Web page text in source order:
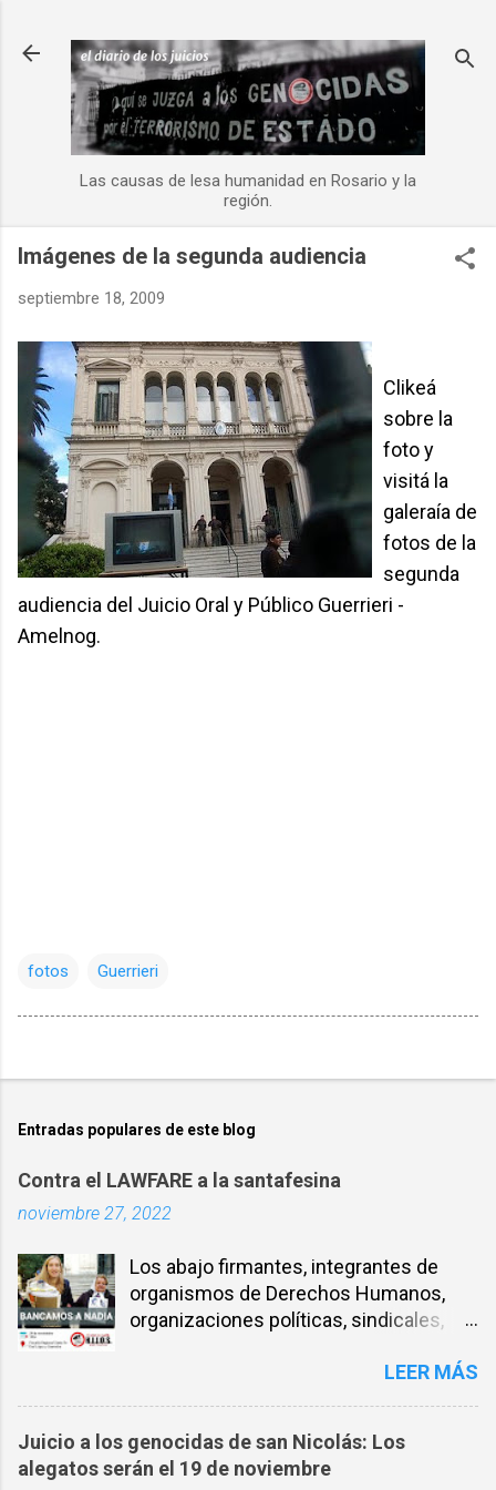
Las causas de lesa humanidad en Rosario y la
región.
Imágenes de la segunda audiencia
septiembre 18, 2009
Clikeá
sobre la
foto y
visitá la
galeraía de
fotos de la
segunda
audiencia del Juicio Oral y Público Guerrieri -
Amelnog.
fotos Guerrieri
Entradas populares de este blog
Contra el LAWFARE a la santafesina
noviembre 27, 2022
Los abajo firmantes, integrantes de
organismos de Derechos Humanos,
organizaciones políticas, sindicales,
nuestra solidaridad con la compañera
juicios por delitos de Lesa Humanidad
en Santa Fe y militante incansable por
LEER MÁS
Juicio a los genocidas de san Nicolás: Los
alegatos serán el 19 de noviembre